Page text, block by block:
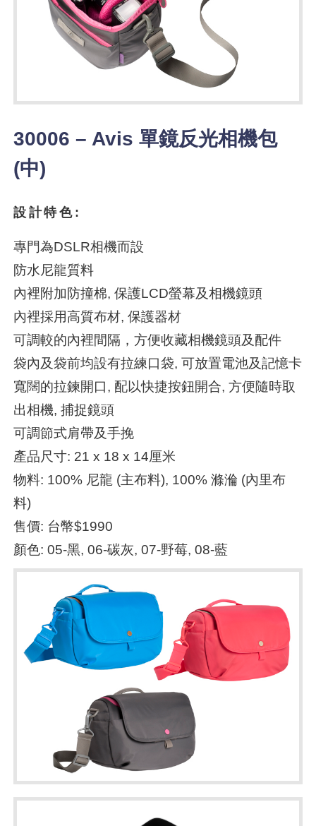
30006 – Avis 單鏡反光相機包
(中)
設計特色:
專門為DSLR相機而設
防水尼龍質料
內裡附加防撞棉, 保護LCD螢幕及相機鏡頭
內裡採用高質布材, 保護器材
可調較的內裡間隔，方便收藏相機鏡頭及配件
袋內及袋前均設有拉練口袋, 可放置電池及記憶卡
寬闊的拉鍊開口, 配以快捷按鈕開合, 方便隨時取
出相機, 捕捉鏡頭
可調節式肩帶及手挽
產品尺寸: 21 x 18 x 14厘米
物料: 100% 尼龍 (主布料), 100% 滌溣 (內里布
料)
售價: 台幣$1990
顏色: 05-黑, 06-碳灰, 07-野莓, 08-藍